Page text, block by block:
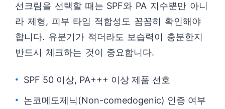
선크림을 선택할 때는 SPF와 PA 지수뿐만 아니
라 제형, 피부 타입 적합성도 꼼꼼히 확인해야
합니다. 유분기가 적더라도 보습력이 충분한지
반드시 체크하는 것이 중요합니다.
SPF 50 이상, PA+++ 이상 제품 선호
논코메도제닉(Non-comedogenic) 인증 여부